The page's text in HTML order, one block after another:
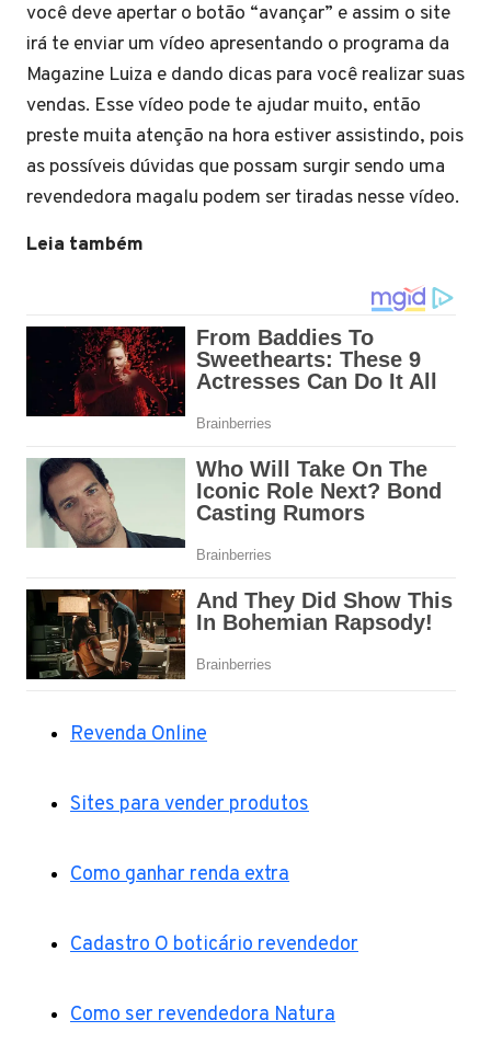
você deve apertar o botão “avançar” e assim o site
irá te enviar um vídeo apresentando o programa da
Magazine Luiza e dando dicas para você realizar suas
vendas. Esse vídeo pode te ajudar muito, então
preste muita atenção na hora estiver assistindo, pois
as possíveis dúvidas que possam surgir sendo uma
revendedora magalu podem ser tiradas nesse vídeo.
Leia também
Revenda Online
Sites para vender produtos
Como ganhar renda extra
Cadastro O boticário revendedor
Como ser revendedora Natura